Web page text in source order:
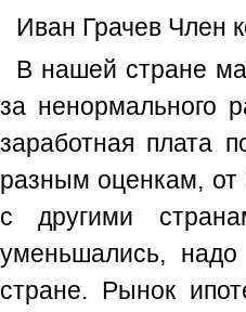
Иван Грачев Член
В нашей стране
за ненормального
заработная плата
разным оценкам,
с другими
уменьшались,
стране. Рынок